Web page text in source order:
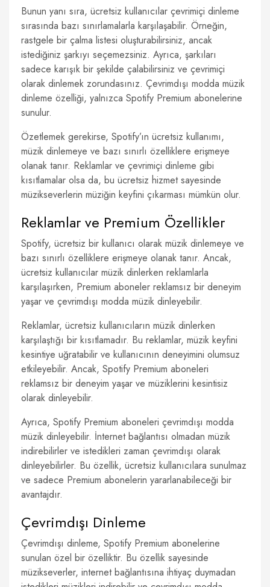
Bunun yanı sıra, ücretsiz kullanıcılar çevrimiçi dinleme
sırasında bazı sınırlamalarla karşılaşabilir. Örneğin,
rastgele bir çalma listesi oluşturabilirsiniz, ancak
istediğiniz şarkıyı seçemezsiniz. Ayrıca, şarkıları
sadece karışık bir şekilde çalabilirsiniz ve çevrimiçi
olarak dinlemek zorundasınız. Çevrimdışı modda müzik
dinleme özelliği, yalnızca Spotify Premium abonelerine
sunulur.
Özetlemek gerekirse, Spotify’ın ücretsiz kullanımı,
müzik dinlemeye ve bazı sınırlı özelliklere erişmeye
olanak tanır. Reklamlar ve çevrimiçi dinleme gibi
kısıtlamalar olsa da, bu ücretsiz hizmet sayesinde
müzikseverlerin müziğin keyfini çıkarması mümkün olur.
Reklamlar ve Premium Özellikler
Spotify, ücretsiz bir kullanıcı olarak müzik dinlemeye ve
bazı sınırlı özelliklere erişmeye olanak tanır. Ancak,
ücretsiz kullanıcılar müzik dinlerken reklamlarla
karşılaşırken, Premium aboneler reklamsız bir deneyim
yaşar ve çevrimdışı modda müzik dinleyebilir.
Reklamlar, ücretsiz kullanıcıların müzik dinlerken
karşılaştığı bir kısıtlamadır. Bu reklamlar, müzik keyfini
kesintiye uğratabilir ve kullanıcının deneyimini olumsuz
etkileyebilir. Ancak, Spotify Premium aboneleri
reklamsız bir deneyim yaşar ve müziklerini kesintisiz
olarak dinleyebilir.
Ayrıca, Spotify Premium aboneleri çevrimdışı modda
müzik dinleyebilir. İnternet bağlantısı olmadan müzik
indirebilirler ve istedikleri zaman çevrimdışı olarak
dinleyebilirler. Bu özellik, ücretsiz kullanıcılara sunulmaz
ve sadece Premium abonelerin yararlanabileceği bir
avantajdır.
Çevrimdışı Dinleme
Çevrimdışı dinleme, Spotify Premium abonelerine
sunulan özel bir özelliktir. Bu özellik sayesinde
müzikseverler, internet bağlantısına ihtiyaç duymadan